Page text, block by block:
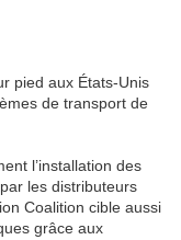
pied aux États-Unis
de transport de
l’installation des
les distributeurs
Coalition cible aussi
grâce aux